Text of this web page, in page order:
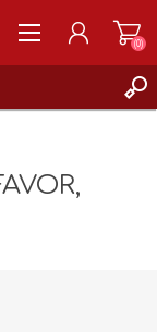
(0)